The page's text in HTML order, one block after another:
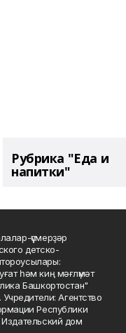
Рубрика "Еда и
напитки"
үҫмерҙәр
детско-
һәм киң мәғлүмәт
Башкортостан"
Агентство
Республики
дом